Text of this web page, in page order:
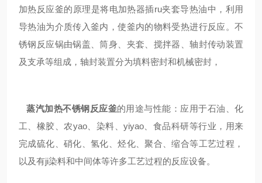
加热反应釜的原理是将电加热器插ru夹套导热油中，利用
导热油为介质传入釜内，使釜内的物料受热进行反应。不
锈钢反应锅由锅盖、筒身、夹套、搅拌器、轴封传动装置
及支承等组成，轴封装置分为填料密封和机械密封，
蒸汽加热不锈钢反应釜的用途与性能：应用于石油、化
工、橡胶、农yao、染料、yiyao、食品科研等行业，用来
完成硫化、硝化、氢化、烃化、聚合、缩合等工艺过程，
以及有ji染料和中间体等许多工艺过程的反应设备。